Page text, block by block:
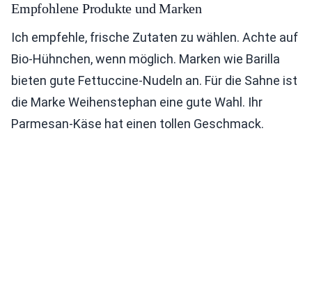
Empfohlene Produkte und Marken
Ich empfehle, frische Zutaten zu wählen. Achte auf
Bio-Hühnchen, wenn möglich. Marken wie Barilla
bieten gute Fettuccine-Nudeln an. Für die Sahne ist
die Marke Weihenstephan eine gute Wahl. Ihr
Parmesan-Käse hat einen tollen Geschmack.